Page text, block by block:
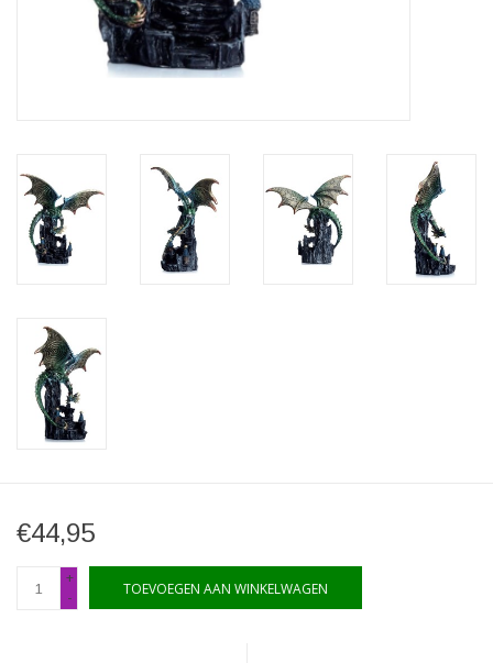
Aanbiedingen
€44,95
+
-
TOEVOEGEN AAN WINKELWAGEN